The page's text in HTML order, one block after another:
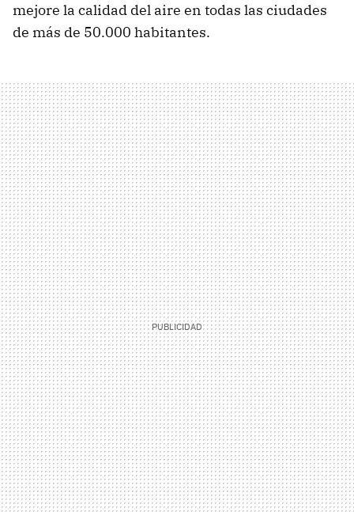
mejore la calidad del aire en todas las ciudades
de más de 50.000 habitantes.